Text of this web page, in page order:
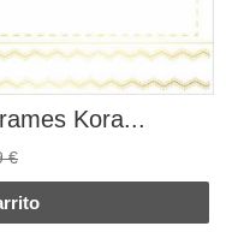
Kora...
€